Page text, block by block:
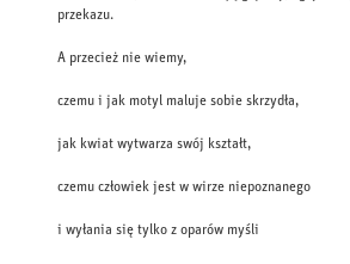
przekazu.
A przecież nie wiemy,
czemu i jak motyl maluje sobie skrzydła,
jak kwiat wytwarza swój kształt,
czemu człowiek jest w wirze niepoznanego
i wyłania się tylko z oparów myśli